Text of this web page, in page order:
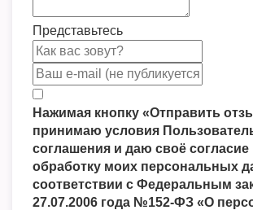
Представьтесь
Нажимая кнопку «Отправить
принимаю условия
соглашения и даю своё согласие
обработку моих персональных
соответствии с Федеральным
27.07.2006 года №152-ФЗ «О